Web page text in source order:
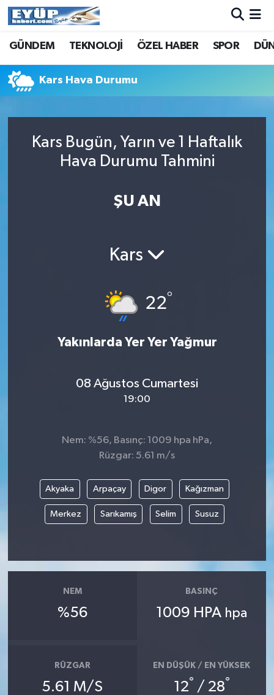
GÜNDEM TEKNOLOJİ ÖZEL HABER SPOR
Kars Hava Durumu
Kars Bugün, Yarın ve 1 Haftalık
Hava Durumu Tahmini
ŞU AN
Kars
22°
Yakınlarda Yer Yer Yağmur
08 Ağustos Cumartesi
19:00
Nem: %56, Basınç: 1009 hpa hPa,
Rüzgar: 5.61 m/s
Akyaka Arpaçay Digor Kağızman
Merkez Sarıkamış Selim Susuz
NEM
%56
BASINÇ
1009 HPA hpa
RÜZGAR
5.61 M/S
EN DÜŞÜK / EN YÜKSEK
12° / 28°